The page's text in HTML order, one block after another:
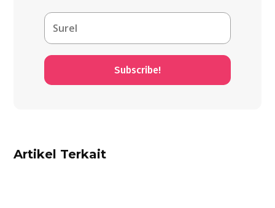
Subscribe!
Artikel Terkait